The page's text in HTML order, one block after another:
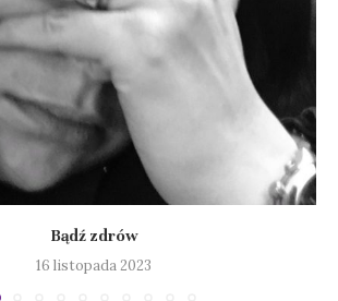
Bądź zdrów
16 listopada 2023